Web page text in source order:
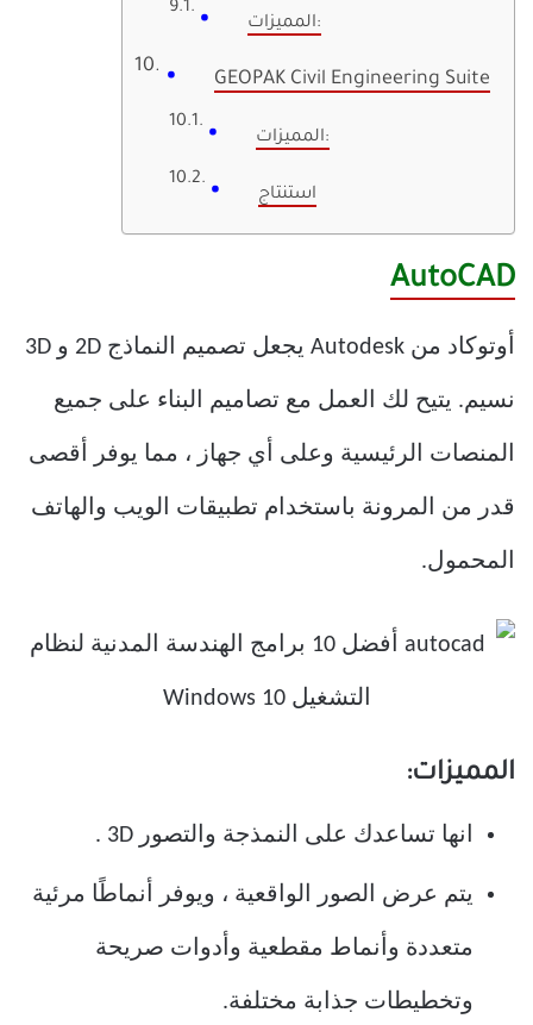
المميزات:
GEOPAK Civil Engineering Suite
المميزات:
استنتاج
AutoCAD
أوتوكاد من Autodesk يجعل تصميم النماذج 2D و 3D
نسيم. يتيح لك العمل مع تصاميم البناء على جميع
المنصات الرئيسية وعلى أي جهاز ، مما يوفر أقصى
قدر من المرونة باستخدام تطبيقات الويب والهاتف
المحمول.
المميزات:
انها تساعدك على النمذجة والتصور 3D .
يتم عرض الصور الواقعية ، ويوفر أنماطًا مرئية
متعددة وأنماط مقطعية وأدوات صريحة
وتخطيطات جذابة مختلفة.